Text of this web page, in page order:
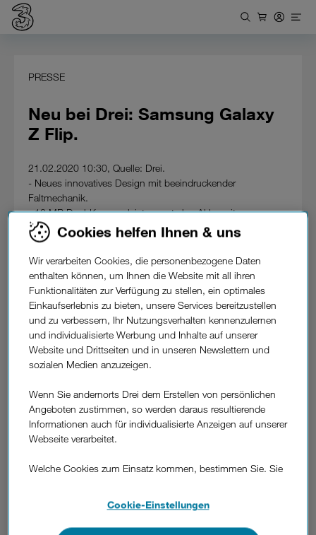
PRESSE
Neu bei Drei: Samsung Galaxy
Z Flip.
21.02.2020 10:30, Quelle: Drei.
- Neues innovatives Design mit beeindruckender
Faltmechanik.
- 12 MP Dual-Kamera, leistungsstarker Akku mit
Schnellladefunktion.
- Ab 21. Februar 2020 in limitierter Stückzahl ab 558 Euro.
Galaxy Z Flip, das mit Spannung erwartete neue Falthandy
von Samsung ist ab 21. Februar 2020 bei Drei erhältlich.
Das Design ist innovativ und ermöglicht ein besonders
fließendes Auf- und Zuklappen des Displays. Im
aufgeklappten Zustand ist das Dynamic AMOLED Display
6,7 Zoll groß. Im zusammengefalteten Zustand ermöglicht
ein 1,1 Zoll Display den schnellen Überblick über
eingehende Anrufe und Nachrichten. Spezielles Augenmerk
versteckten Aluminium-Scharniere, die ein blitzschnelles
Auf- und Zuklappen ermöglichen und im aufgeklappten
Zustand nicht zu sehen sind. Abgerundet wird das Galaxy Z
Flip durch seine innovative 12 MP Dual-Kamera mit Nacht-
Black und Mirror Purple in limitierter Stückzahl auf
Cookies helfen Ihnen & uns
Wir verarbeiten Cookies, die personenbezogene Daten
enthalten können, um Ihnen die Website mit all ihren
Funktionalitäten zur Verfügung zu stellen, ein optimales
Einkaufserlebnis zu bieten, unsere Services bereitzustellen
und zu verbessern, Ihr Nutzungsverhalten kennenzulernen
und individualisierte Werbung und Inhalte auf unserer
Website und Drittseiten und in unseren Newslettern und
sozialen Medien anzuzeigen.
Wenn Sie andernorts Drei dem Erstellen von persönlichen
Angeboten zustimmen, so werden daraus resultierende
Informationen auch für individualisierte Anzeigen auf unserer
Webseite verarbeitet.
Welche Cookies zum Einsatz kommen, bestimmen Sie. Sie
Details und alle Optionen finden Sie unter „Cookie-
Cookie-Einstellungen